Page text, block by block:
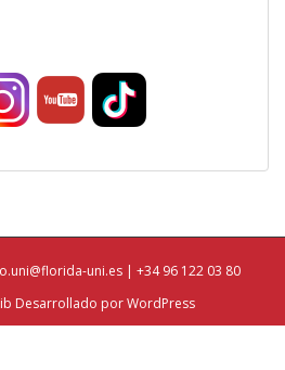
uni.es | +34 96 122 03 80
Desarrollado porWordPress